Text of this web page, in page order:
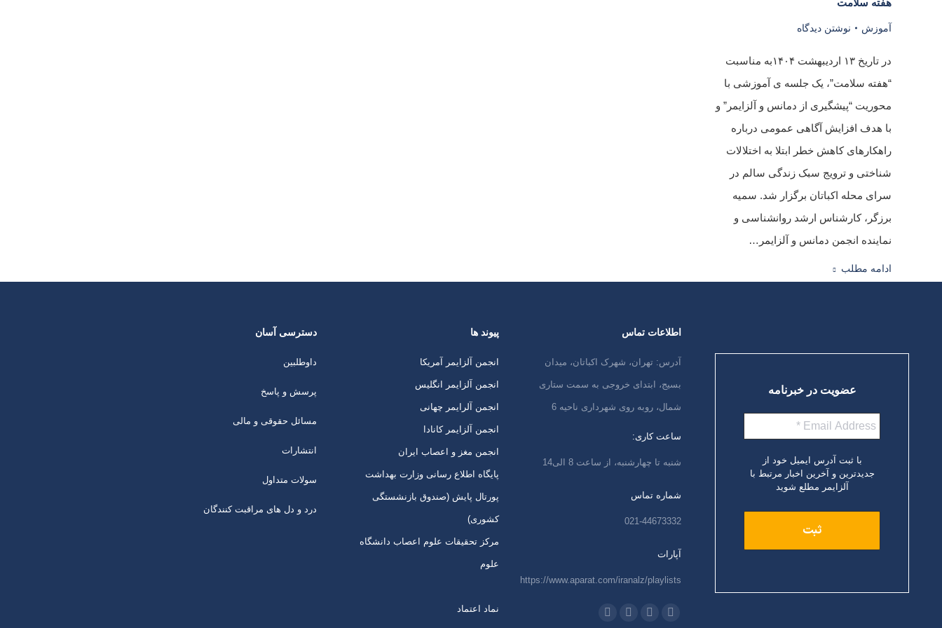
هفته سلامت
آموزش نوشتن دیدگاه
در تاریخ ۱۳ اردیبهشت ۱۴۰۴به مناسبت
“هفته سلامت”، یک جلسه ی آموزشی با
محوریت “پیشگیری از دمانس و آلزایمر” و
با هدف افزایش آگاهی عمومی درباره
راهکارهای کاهش خطر ابتلا به اختلالات
شناختی و ترویج سبک زندگی سالم در
سرای محله اکباتان برگزار شد. سمیه
برزگر، کارشناس ارشد روانشناسی و
نماینده انجمن دمانس و آلزایمر…
ادامه مطلب
عضویت در خبرنامه
با ثبت آدرس ایمیل خود از
جدیدترین و آخرین اخبار مرتبط با
آلزایمر مطلع شوید
اطلاعات تماس
آدرس: تهران، شهرک اکباتان، میدان
بسیج، ابتدای خروجی به سمت ستاری
شمال، روبه روی شهرداری ناحیه 6
ساعت کاری:
شنبه تا چهارشنبه، از ساعت 8 الی14
شماره تماس
021-44673332
آپارات
https://www.aparat.com/iranalz/playlists
ما را دنبال کنید در:
پیوند ها
انجمن آلزایمر آمریکا
انجمن آلزایمر انگلیس
انجمن آلرایمر چهانی
انجمن آلزایمر کانادا
انجمن مغز و اعصاب ایران
پایگاه اطلاع رسانی وزارت بهداشت
پورتال پایش (صندوق بازنشستگی
کشوری)
مرکز تحقیقات علوم اعصاب دانشگاه
علوم
نماد اعتماد
دسترسی آسان
داوطلبین
پرسش و پاسخ
مسائل حقوقی و مالی
انتشارات
سولات متداول
درد و دل های مراقبت کنندگان